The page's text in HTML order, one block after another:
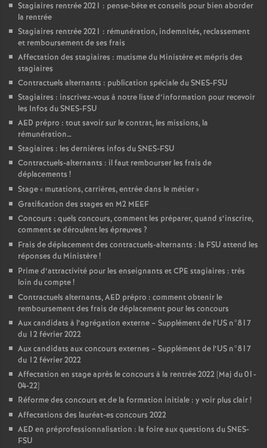
Stagiaires rentrée 2021 : pense-bête et conseils pour bien aborder
la rentrée
Stagiaires rentrée 2021 : rémunération, indemnités, reclassement
et remboursement de ses frais
Affectation des stagiaires : mutisme du Ministère et mépris des
stagiaires
Contractuels alternants : publication spéciale du SNES-FSU
Stagiaires : inscrivez-vous à notre liste d’information pour recevoir
les Infos du SNES-FSU
AED prépro : tout savoir sur le contrat, les missions, la
rémunération…
Stagiaires : les dernières infos du SNES-FSU
Contractuels-alternants : il faut rembourser les frais de
déplacements !
Stage « mutations, carrières, entrée dans le métier»
Gratification des stages en M2 MEEF
Concours : quels concours, comment les préparer, quand s’inscrire,
comment se déroulent les épreuves ?
Frais de déplacement des contractuels-alternants : la FSU attend les
réponses du Ministère!
Prime d’attractivité pour les enseignants et CPE stagiaires : très
loin du compte!
Contractuels alternants, AED prépro : comment obtenir le
remboursement des frais de déplacement pour les concours
Aux candidats à l’agrégation externe – Supplément de l’US n°817
du 12 février 2022
Aux candidats aux concours externes – Supplément de l’US n°817
du 12 février 2022
Affectation en stage après le concours à la rentrée 2022 [Maj du 01-
04-22]
Réforme des concours et de la formation initiale : y voir plus clair!
Affectations des lauréat-es concours 2022
AED en préprofessionnalisation : la foire aux questions du SNES-
FSU